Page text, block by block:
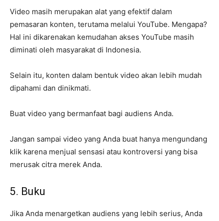
Video masih merupakan alat yang efektif dalam
pemasaran konten, terutama melalui YouTube. Mengapa?
Hal ini dikarenakan kemudahan akses YouTube masih
diminati oleh masyarakat di Indonesia.
Selain itu, konten dalam bentuk video akan lebih mudah
dipahami dan dinikmati.
Buat video yang bermanfaat bagi audiens Anda.
Jangan sampai video yang Anda buat hanya mengundang
klik karena menjual sensasi atau kontroversi yang bisa
merusak citra merek Anda.
5. Buku
Jika Anda menargetkan audiens yang lebih serius, Anda